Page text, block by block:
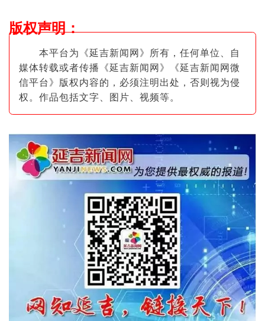
版权声明：
本平台为《延吉新闻网》所有，任何单位、自
媒体转载或者传播《延吉新闻网》《延吉新闻网微
信平台》版权内容的，必须注明出处，否则视为侵
权。作品包括文字、图片 、视频等。